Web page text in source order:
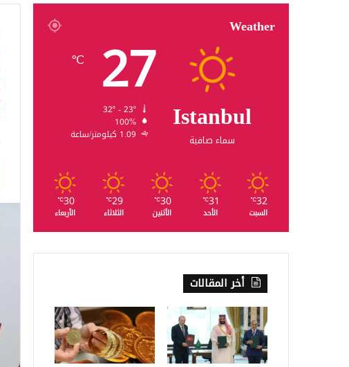
Weather
Istanbul
سماء صافية
27
℃
100%
1.09 كيلومتر/ساعة
32
℃
السبت
31
℃
الأحد
30
℃
الأثنين
29
℃
الثلاثاء
30
℃
الأربعاء
أخر المقالات